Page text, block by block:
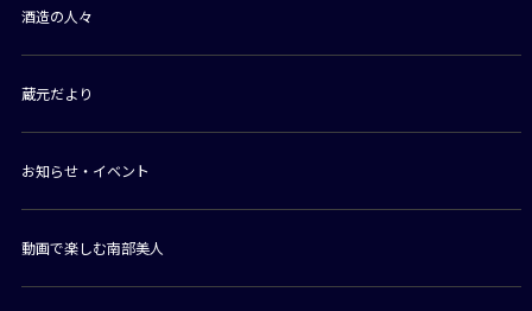
酒造の人々
蔵元だより
お知らせ・イベント
動画で楽しむ南部美人